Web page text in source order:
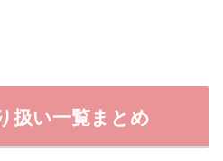
扱い一覧まとめ